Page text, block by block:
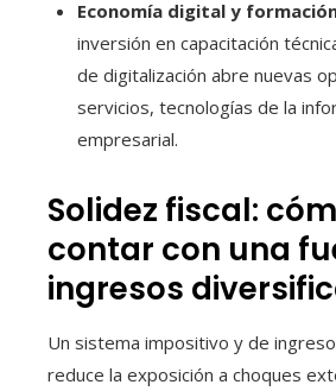
Economía digital y
inversión en capacitación
de digitalización abre nuevas
servicios, tecnologías de la
empresarial.
Solidez fiscal:
contar con una
ingresos
Un sistema impositivo y de
reduce la exposición a choques